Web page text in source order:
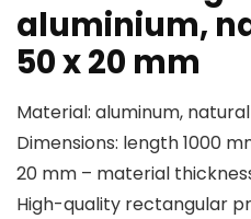
aluminium,
50 x 20 mm
Material: aluminum, natural
Dimensions: length 1000
20 mm – material
High-quality rectangular